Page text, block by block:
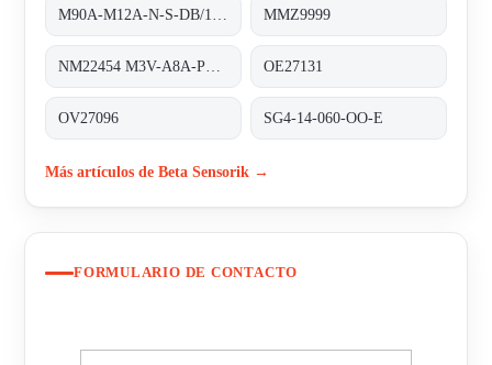
MMZ9999
OE27131
OV27096 SG4-14-060-OO-E
Más artículos de Beta Sensorik →
FORMULARIO DE CONTACTO